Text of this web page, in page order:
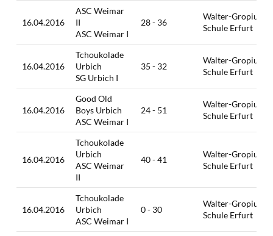
16.04.2016
ASC Weimar
II
ASC Weimar I
28 - 36
Walter-Gropius-
Schule Erfurt
16.04.2016
Tchoukolade
Urbich
SG Urbich I
35 - 32
Walter-Gropius-
Schule Erfurt
16.04.2016
Good Old
Boys Urbich
ASC Weimar I
24 - 51
Walter-Gropius-
Schule Erfurt
16.04.2016
Tchoukolade
Urbich
ASC Weimar
II
40 - 41
Walter-Gropius-
Schule Erfurt
16.04.2016
Tchoukolade
Urbich
ASC Weimar I
0 - 30
Walter-Gropius-
Schule Erfurt